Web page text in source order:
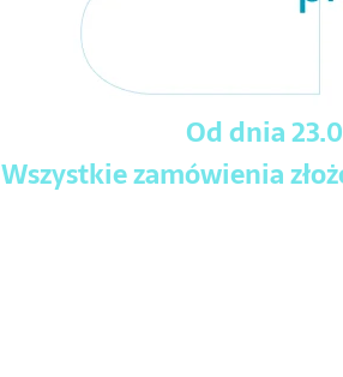
Od dnia
Wszystkie zamówienia